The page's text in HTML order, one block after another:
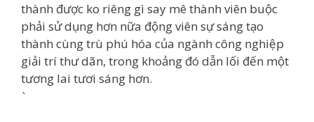
thành được ko riêng gì say mê thành viên buộc
phải sử dụng hơn nữa động viên sự sáng tạo
thành cùng trù phú hóa của ngành công nghiệp
giải trí thư dãn, trong khoảng đó dẫn lối đến một
tương lai tươi sáng hơn.
`